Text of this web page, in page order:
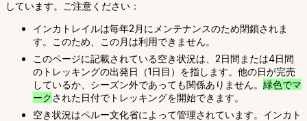
しています。ご注意ください：
インカトレイルは毎年2月にメンテナンスのため閉鎖されま
す。このため、この月は利用できません。
このページに記載されている空き状況は、2日間または4日間
のトレッキングの出発日（1日目）を指します。他の日が完売
しているか、シーズン外であっても関係ありません。 緑色でマ
ークされた日付でトレッキングを開始できます。
空き状況はペルー文化省によって管理されています。インカト